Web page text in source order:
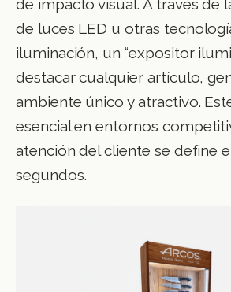
de impacto visual. A través de
de luces LED u otras
iluminación, un “expositor
destacar cualquier artículo,
ambiente único y atractivo.
esencial en entornos
atención del cliente se define
segundos.